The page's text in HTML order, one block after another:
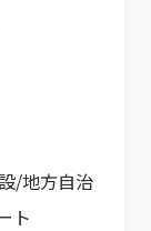
/地方自治
ト